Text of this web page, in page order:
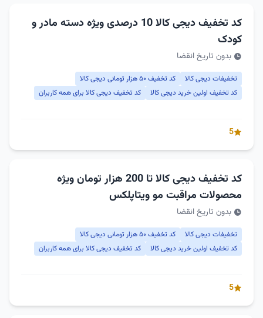
کد تخفیف دیجی کالا 10 درصدی ویژه دسته مادر و
کودک
بدون تاریخ انقضا
تخفیفات دیجی کالا
کد تخفیف ۵۰ هزار تومانی دیجی کالا
کد تخفیف اولین خرید دیجی کالا
کد تخفیف دیجی کالا برای همه کاربران
5
کد تخفیف دیجی کالا تا 200 هزار تومان ویژه
محصولات مراقبت مو ویتاپلکس
بدون تاریخ انقضا
تخفیفات دیجی کالا
کد تخفیف ۵۰ هزار تومانی دیجی کالا
کد تخفیف اولین خرید دیجی کالا
کد تخفیف دیجی کالا برای همه کاربران
5